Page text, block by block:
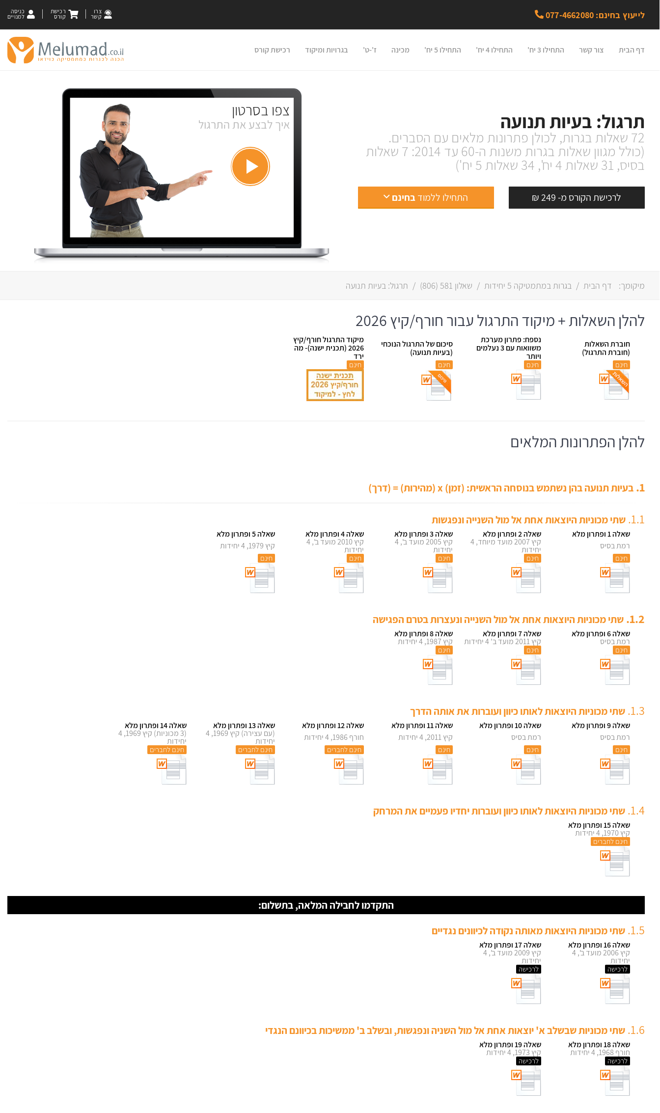
כניסה
למנויים
רכישת
קורס
צרו
קשר לייעוץ בחינם: 077-4662080
דף הבית צור קשר התחילו 3 יח' התחילו 4 יח' התחילו 5 יח' מכינה ז'-ט' בגרויות ומיקוד רכישת קורס
תרגול: בעיות תנועה
72 שאלות בגרות, לכולן פתרונות מלאים עם הסברים.
(כולל מגוון שאלות בגרות משנות ה-60 עד 2014: 7 שאלות
בסיס, 31 שאלות 4 יח', 34 שאלות 5 יח')
לרכישת הקורס מ- 249 ₪ התחילו ללמודבחינם
צפו בסרטון
איך לבצע את התרגול
מיקומך: דף הבית / בגרות במתמטיקה 5 יחידות / שאלון 581 (806) / תרגול: בעיות תנועה
להלן השאלות + מיקוד התרגול עבור חורף/קיץ 2026
חוברת השאלות
(חוברת התרגול)
חינם
נספח: פתרון מערכת
משוואות עם 3 נעלמים
ויותר
חינם
סיכום של התרגול הנוכחי
(בעיות תנועה)
חינם
מיקוד התרגול חורף/קיץ
2026 (תכנית ישנה)- מה
ירד
חינם
להלן הפתרונות המלאים
1. בעיות תנועה בהן נשתמש בנוסחה הראשית: (זמן) x (מהירות) = (דרך)
1.1. שתי מכוניות היוצאות אחת אל מול השנייה ונפגשות
שאלה 1 ופתרון מלא
רמת בסיס
חינם
שאלה 2 ופתרון מלא
קיץ 2007 מועד מיוחד, 4
יחידות
חינם
שאלה 3 ופתרון מלא
קיץ 2005 מועד ב', 4
יחידות
חינם
שאלה 4 ופתרון מלא
קיץ 2010 מועד ב', 4
יחידות
חינם
שאלה 5 ופתרון מלא
קיץ 1979, 4 יחידות
חינם
1.2. שתי מכוניות היוצאות אחת אל מול השנייה ונעצרות בטרם הפגישה
שאלה 6 ופתרון מלא
רמת בסיס
חינם
שאלה 7 ופתרון מלא
קיץ 2011 מועד ב' 4 יחידות
חינם
שאלה 8 ופתרון מלא
קיץ 1987, 4 יחידות
חינם
1.3. שתי מכוניות היוצאות לאותו כיוון ועוברות את אותה הדרך
שאלה 9 ופתרון מלא
רמת בסיס
חינם
שאלה 10 ופתרון מלא
רמת בסיס
חינם
שאלה 11 ופתרון מלא
קיץ 2011, 4 יחידות
חינם
שאלה 12 ופתרון מלא
חורף 1986, 4 יחידות
חינם לחברים
שאלה 13 ופתרון מלא
(עם עצירה) קיץ 1969, 4
יחידות
חינם לחברים
שאלה 14 ופתרון מלא
(3 מכוניות) קיץ 1969, 4
יחידות
חינם לחברים
1.4. שתי מכוניות היוצאות לאותו כיוון ועוברות יחדיו פעמיים את המרחק
שאלה 15 ופתרון מלא
קיץ 1970, 4 יחידות
חינם לחברים
התקדמו לחבילה המלאה, בתשלום:
1.5. שתי מכוניות היוצאות מאותה נקודה לכיוונים נגדיים
שאלה 16 ופתרון מלא
קיץ 2006 מועד ב', 4
יחידות
לרכישה
שאלה 17 ופתרון מלא
קיץ 2009 מועד ב', 4
יחידות
לרכישה
1.6. שתי מכוניות שבשלב א' יוצאות אחת אל מול השניה ונפגשות, ובשלב ב' ממשיכות בכיוונם הנגדי
שאלה 18 ופתרון מלא
חורף 1968, 4 יחידות
לרכישה
שאלה 19 ופתרון מלא
קיץ 1973, 4 יחידות
לרכישה